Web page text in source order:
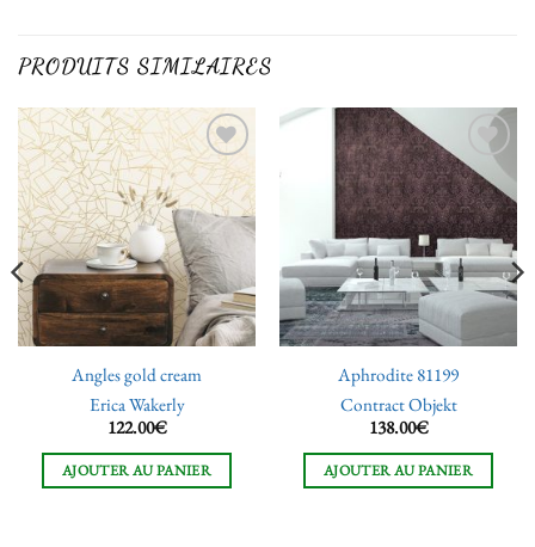
PRODUITS SIMILAIRES
Ajouter
à la liste
de
souhaits
Angles gold cream
Erica Wakerly
122.00€
AJOUTER AU PANIER
Ajouter
à la liste
de
souhaits
Aphrodite 81199
Contract Objekt
138.00€
AJOUTER AU PANIER